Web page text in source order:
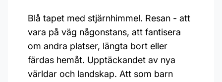
Blå tapet med stjärnhimmel. Resan - att
vara på väg någonstans, att fantisera
om andra platser, längta bort eller
färdas hemåt. Upptäckandet av nya
världar och landskap. Att som barn